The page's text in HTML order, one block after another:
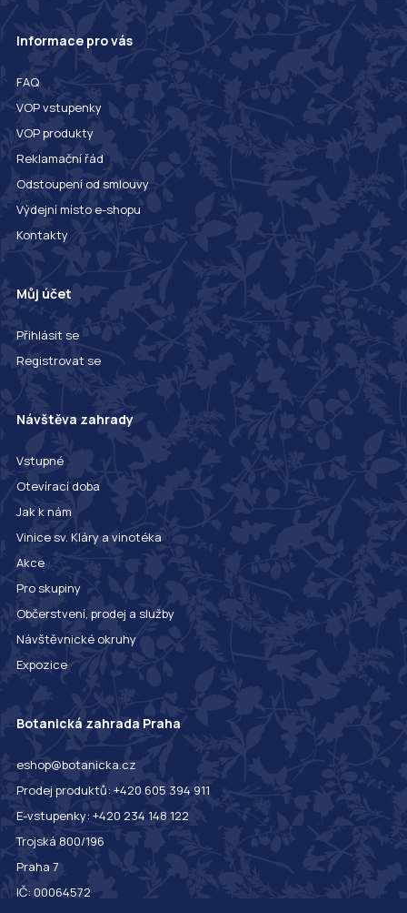
Informace pro vás
FAQ
VOP vstupenky
VOP produkty
Reklamační řád
Odstoupení od smlouvy
Výdejní místo e-shopu
Kontakty
Můj účet
Přihlásit se
Registrovat se
Návštěva zahrady
Vstupné
Otevírací doba
Jak k nám
Vinice sv. Kláry a vinotéka
Akce
Pro skupiny
Občerstvení, prodej a služby
Návštěvnické okruhy
Expozice
Botanická zahrada Praha
eshop@botanicka.cz
Prodej produktů: +420 605 394 911
E-vstupenky: +420 234 148 122
Trojská 800/196
Praha 7
IČ: 00064572